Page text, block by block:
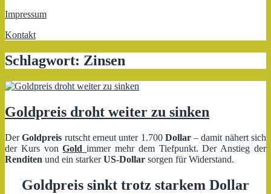
Impressum
Kontakt
Schlagwort: Zinsen
Goldpreis droht weiter zu sinken
DerGoldpreis rutscht erneut unter 1.700 Dollar– damit nähert sich
der Kurs vonGold immer mehr dem Tiefpunkt. Der Anstieg der
Renditen und ein starkerUS-Dollar sorgen für Widerstand.
Goldpreis sinkt trotz starkem Dollar